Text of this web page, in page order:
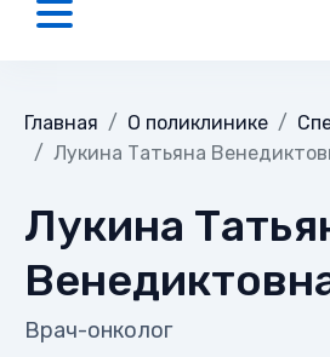
Главная О поликлинике
Лукина Татьяна
Лукина
Врач-онколог